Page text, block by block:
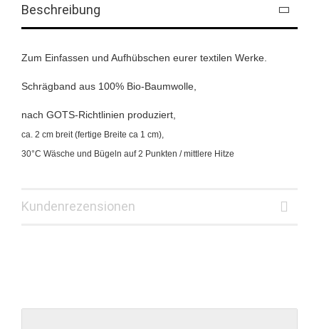
Beschreibung
Zum Einfassen und Aufhübschen eurer textilen Werke.
Schrägband aus 100% Bio-Baumwolle,
nach GOTS-Richtlinien produziert,
ca. 2 cm breit (fertige Breite ca 1 cm),
30°C Wäsche und Bügeln auf 2 Punkten / mittlere Hitze
Kundenrezensionen